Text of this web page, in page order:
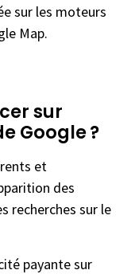
sur les moteurs
Map.
sur
Google ?
et
des
recherches sur le
payante sur